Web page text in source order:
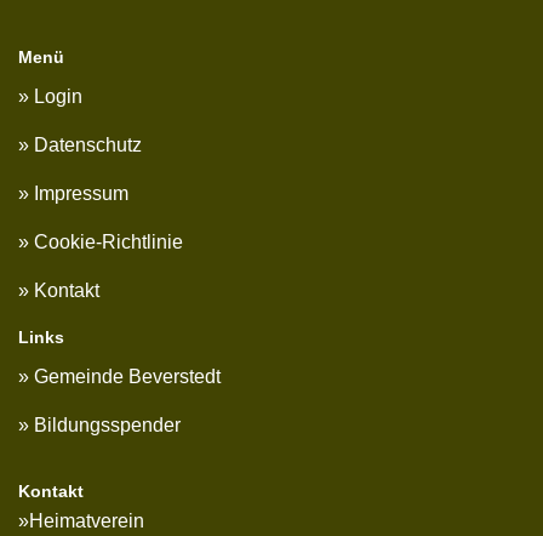
Menü
Login
Datenschutz
Impressum
Cookie-Richtlinie
Kontakt
Links
Gemeinde Beverstedt
Bildungsspender
Kontakt
»Heimatverein